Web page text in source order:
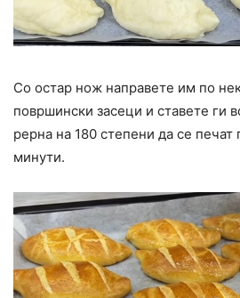
Со остар нож направете им по
површински засеци и ставете ги
рерна на 180 степени да се
минути.